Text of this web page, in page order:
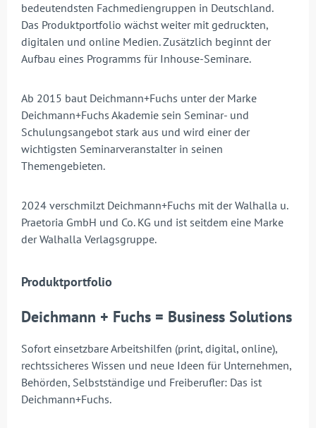
bedeutendsten Fachmediengruppen in Deutschland.
Das Produktportfolio wächst weiter mit gedruckten,
digitalen und online Medien. Zusätzlich beginnt der
Aufbau eines Programms für Inhouse-Seminare.
Ab 2015 baut Deichmann+Fuchs unter der Marke
Deichmann+Fuchs Akademie sein Seminar- und
Schulungsangebot stark aus und wird einer der
wichtigsten Seminarveranstalter in seinen
Themengebieten.
2024 verschmilzt Deichmann+Fuchs mit der Walhalla u.
Praetoria GmbH und Co. KG und ist seitdem eine Marke
der Walhalla Verlagsgruppe.
Produktportfolio
Deichmann + Fuchs = Business Solutions
Sofort einsetzbare Arbeitshilfen (print, digital, online),
rechtssicheres Wissen und neue Ideen für Unternehmen,
Behörden, Selbstständige und Freiberufler: Das ist
Deichmann+Fuchs.